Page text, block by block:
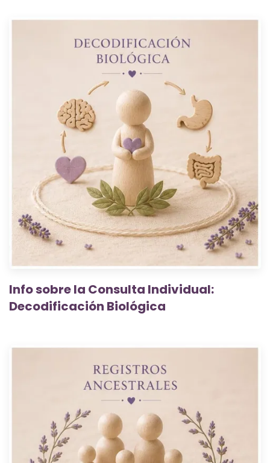
Info sobre la Consulta Individual:
Decodificación Biológica